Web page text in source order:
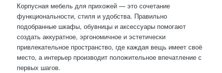
Корпусная мебель для прихожей — это сочетание
функциональности, стиля и удобства. Правильно
подобранные шкафы, обувницы и аксессуары помогают
создать аккуратное, эргономичное и эстетически
привлекательное пространство, где каждая вещь имеет своё
место, а интерьер производит положительное впечатление с
первых шагов.